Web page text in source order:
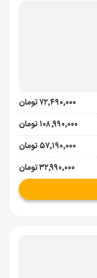
۷۲٬۴۹۰٬۰۰۰ تومان
۱۰۸٬۹۹۰٬۰۰۰ تومان
۵۷٬۱۹۰٬۰۰۰ تومان
۳۲٬۹۹۰٬۰۰۰ تومان